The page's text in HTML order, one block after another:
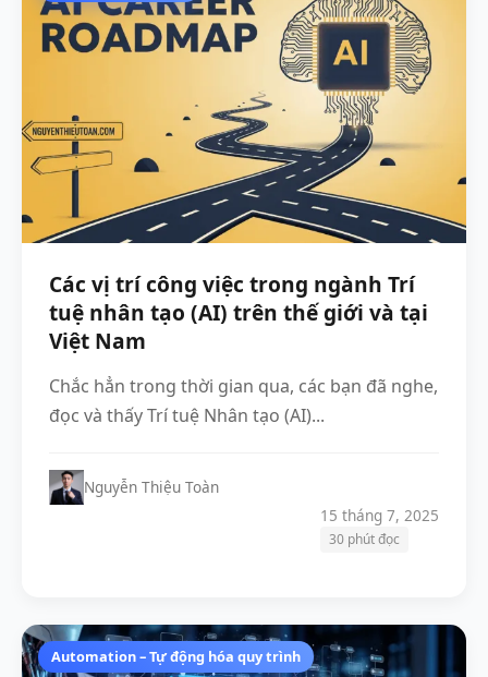
Các vị trí công việc trong ngành Trí
tuệ nhân tạo (AI) trên thế giới và tại
Việt Nam
Chắc hẳn trong thời gian qua, các bạn đã nghe,
đọc và thấy Trí tuệ Nhân tạo (AI)...
Nguyễn Thiệu Toàn
15 tháng 7, 2025
30 phút đọc
Automation – Tự động hóa quy trình